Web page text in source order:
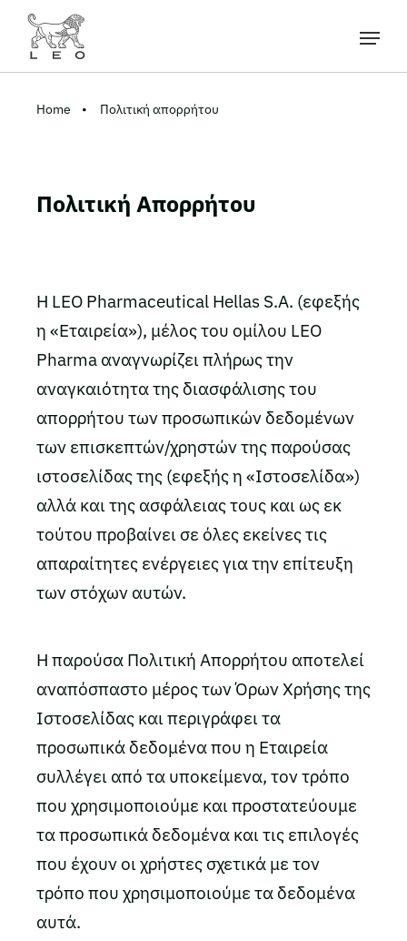
Home Πολιτική απορρήτου
Πολιτική Απορρήτου
Η LEO Pharmaceutical Hellas S.A. (εφεξής
η «Εταιρεία»), μέλος του ομίλου LEO
Pharma αναγνωρίζει πλήρως την
αναγκαιότητα της διασφάλισης του
απορρήτου των προσωπικών δεδομένων
των επισκεπτών/χρηστών της παρούσας
ιστοσελίδας της (εφεξής η «Ιστοσελίδα»)
αλλά και της ασφάλειας τους και ως εκ
τούτου προβαίνει σε όλες εκείνες τις
απαραίτητες ενέργειες για την επίτευξη
των στόχων αυτών.
Η παρούσα Πολιτική Απορρήτου αποτελεί
αναπόσπαστο μέρος των Όρων Χρήσης της
Ιστοσελίδας και περιγράφει τα
προσωπικά δεδομένα που η Εταιρεία
συλλέγει από τα υποκείμενα, τον τρόπο
που χρησιμοποιούμε και προστατεύουμε
τα προσωπικά δεδομένα και τις επιλογές
που έχουν οι χρήστες σχετικά με τον
τρόπο που χρησιμοποιούμε τα δεδομένα
αυτά.